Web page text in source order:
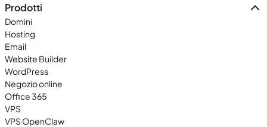
Prodotti
Domini
Hosting
Email
Website Builder
WordPress
Negozio online
Office 365
VPS
VPS OpenClaw